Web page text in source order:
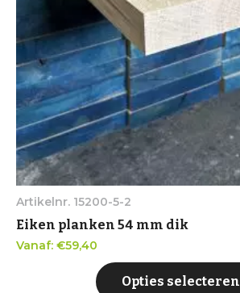
Artikelnr. 15200-5-2
Eiken planken 54 mm dik
Vanaf: €59,40
Opties selecteren